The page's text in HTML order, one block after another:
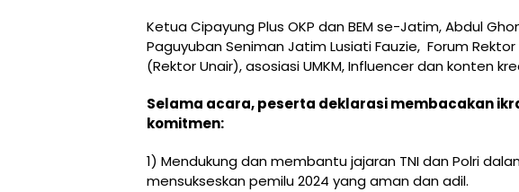
Ketua Cipayung Plus OKP dan BEM se-Jatim, Abdul
Paguyuban Seniman Jatim Lusiati Fauzie, Forum
(Rektor Unair), asosiasi UMKM, Influencer dan konten
Selama acara, peserta deklarasi membacakan
komitmen:
1) Mendukung dan membantu jajaran TNI dan Polri
mensukseskan pemilu 2024 yang aman dan adil.